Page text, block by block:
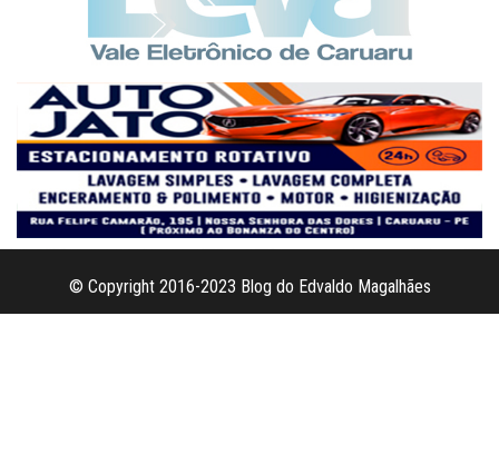
© Copyright 2016-2023 Blog do Edvaldo Magalhães